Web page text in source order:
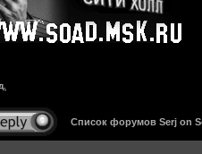
Список форумов Serj on